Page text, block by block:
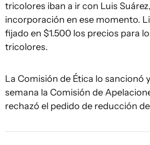
tricolores iban a ir con Luis
incorporación en ese momento.
fijado en $1.500 los precios para
tricolores.
La Comisión de Ética lo sancionó
semana la Comisión de
rechazó el pedido de reducción